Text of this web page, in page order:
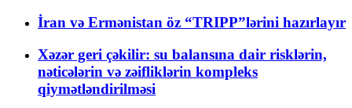
İran və Ermənistan öz “TRIPP”lərini hazırlayır
Xəzər geri çəkilir: su balansına dair risklərin,
nəticələrin və zəifliklərin kompleks
qiymətləndirilməsi